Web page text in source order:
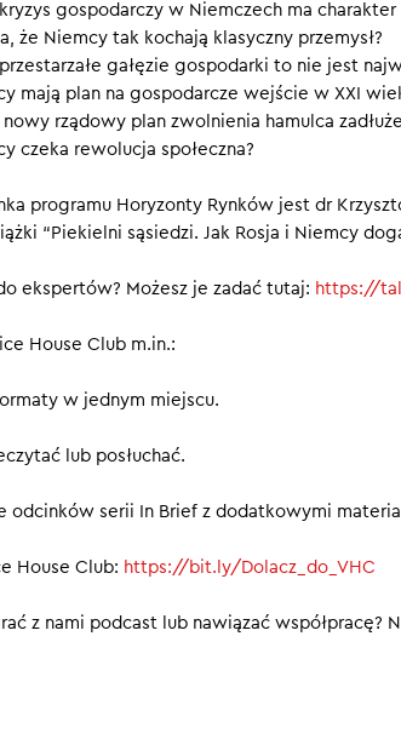
gospodarczy w Niemczech ma
że Niemcy tak kochają klasyczny przemysł?
gałęzie gospodarki to nie jest
mają plan na gospodarcze wejście w XXI
rządowy plan zwolnienia hamulca
czeka rewolucja społeczna?
programu Horyzonty Rynków jest dr
“Piekielni sąsiedzi. Jak Rosja i Niemcy
ekspertów? Możesz je zadać tutaj: https://
House Club m.in.:
w jednym miejscu.
lub posłuchać.
odcinków serii In Brief z dodatkowymi
House Club: https://bit.ly/Dolacz_do_VHC
z nami podcast lub nawiązać współpracę?